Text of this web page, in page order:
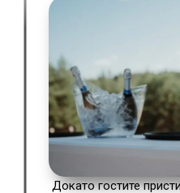
Докато гостите